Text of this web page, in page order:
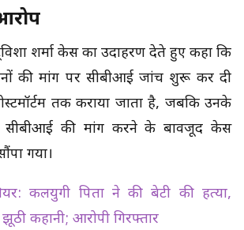
शर्मा केस का उदाहरण देते हुए कहा कि
की मांग पर सीबीआई जांच शुरू कर दी
तक कराया जाता है, जबकि उनके
की मांग करने के बावजूद केस
गया।
कलयुगी पिता ने की बेटी की हत्या,
कहानी; आरोपी गिरफ्तार